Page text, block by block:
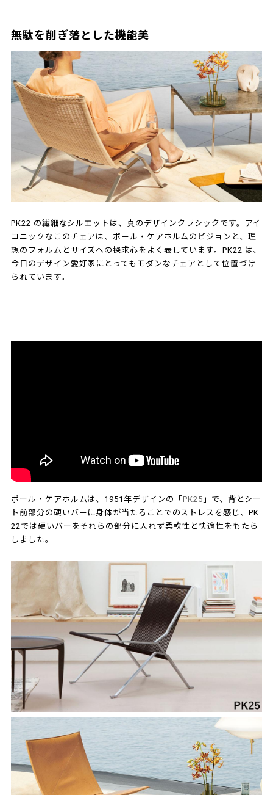
無駄を削ぎ落とした機能美
PK22 の繊細なシルエットは、真のデザインクラシックです。アイ
コニックなこのチェアは、ポール・ケアホルムのビジョンと、理
想のフォルムとサイズへの探求心をよく表しています。PK22 は、
今日のデザイン愛好家にとってもモダンなチェアとして位置づけ
られています。
ポール・ケアホルムは、1951年デザインの「PK25 」で、背とシー
ト前部分の硬いバーに身体が当たることでのストレスを感じ、PK
22では硬いバーをそれらの部分に入れず柔軟性と快適性をもたら
しました。